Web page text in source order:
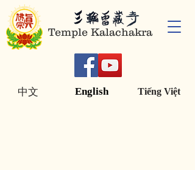
Temple Kalachakra
English Tiếng Việt
中文